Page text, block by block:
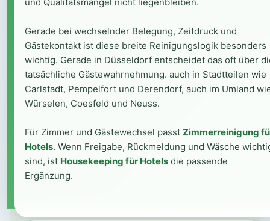
Gerade bei wechselnder Belegung, Zeitdruck und
Gästekontakt ist diese breite Reinigungslogik besonders
wichtig. Gerade in Düsseldorf entscheidet das oft über
tatsächliche Gästewahrnehmung. auch in Stadtteilen wie
Carlstadt, Pempelfort und Derendorf, auch im Umland
Würselen, Coesfeld und Neuss.
Für Zimmer und Gästewechsel passt Zimmerreinigung
Hotels. Wenn Freigabe, Rückmeldung und Wäsche
sind, ist Housekeeping für Hotels die passende
Ergänzung.